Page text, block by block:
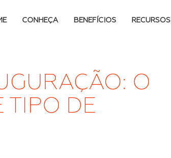
CONHEÇA BENEFÍCIOS RECURSOS
O
TIPO DE